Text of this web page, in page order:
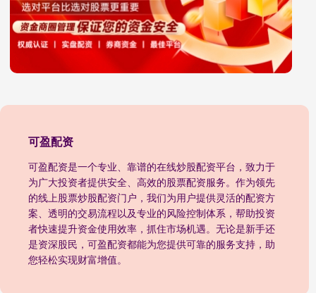
可盈配资
可盈配资是一个专业、靠谱的在线炒股配资平台，致力于
为广大投资者提供安全、高效的股票配资服务。作为领先
的线上股票炒股配资门户，我们为用户提供灵活的配资方
案、透明的交易流程以及专业的风险控制体系，帮助投资
者快速提升资金使用效率，抓住市场机遇。无论是新手还
是资深股民，可盈配资都能为您提供可靠的服务支持，助
您轻松实现财富增值。